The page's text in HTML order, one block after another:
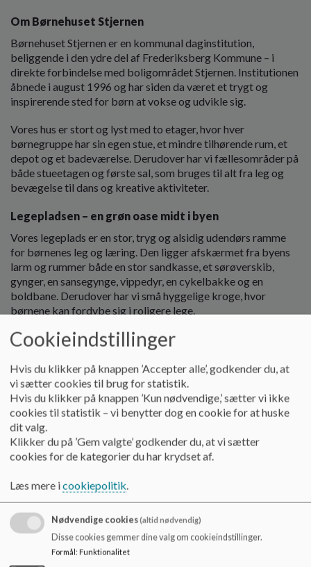
Om Børnehuset Stjernen
Børnehuset Stjernen er en kommunal daginstitution,
beliggende i den ydre del af Frederiksberg Kommune – i
direkte forbindelse med boligområdet Stjernen. Institutionen
åbnede i august 1996 og har siden da været et trygt og
inspirerende sted for børn at vokse og udvikle sig.
Vores hus er stort og lyst med to etager, hvor hver
børnegruppe har sin egen stue, et mindre tilhørende rum, et
depot og et badeværelse. Derudover har vi fællesområder på
både stueetagen og første sal, som bruges til alt fra leg og
bevægelse til dans og kreative aktiviteter.
Legepladsen – en grøn oase midt i byen
Vores legeplads er en stor, tryg og alsidig udendørs ramme
for børnenes leg og læring. Den ligger afskærmet fra byens
larm og rummer både en stor sandkasse, et sørøverskib,
gynger, en sansegynge, vippedyr, en cykelbakke og en
boldbane. Derudover har vi små hyggelige kroge, hvor
børnene kan fordybe sig i roligere lege.
Vi har netop færdiggjort en række nye faciliteter, som vi
glæder os til at tage i brug. Vi har fået et mudderkøkken, hvor
børnene kan lege med regnvand fra opsamlingstønden,
eksperimentere og udforske naturmaterialer. Der er også
bygget et shelter, hvor man kan sidde og læse en bog eller
holde picnic med vennerne. Derudover har vi et nyt legehus,
der skaber mulighed for rolleleg og socialt samspil.
Legepladsen er et aktivt læringsrum, hvor børnene kan
omgivelser. Vi ser den som en vigtig del af vores
læringsrum med plads til både fællesskab og fordybelse.
En mangfoldig institution med plads til alle
Børnehuset Stjernen er en integreret institution med plads til
Cookieindstillinger
Hvis du klikker på knappen ’Accepter alle’, godkender du, at
vi sætter cookies til brug for statistik.
Hvis du klikker på knappen ’Kun nødvendige,’ sætter vi ikke
cookies til statistik – vi benytter dog en cookie for at huske
dit valg.
Klikker du på ’Gem valgte’ godkender du, at vi sætter
cookies for de kategorier du har krydset af.
Læs mere icookiepolitik.
Nødvendige cookies(altid nødvendig)
Disse cookies gemmer dine valg om cookieindstillinger.
Formål: Funktionalitet